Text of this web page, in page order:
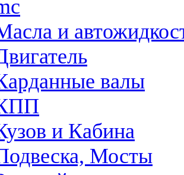
и
валы
и Кабина
Мосты